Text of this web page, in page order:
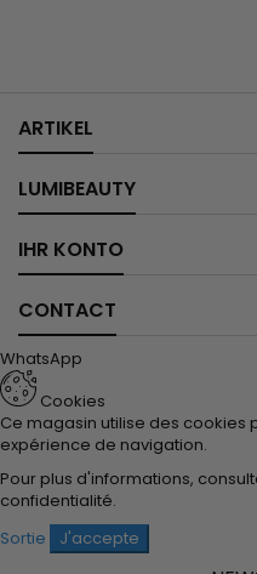
ARTIKEL
LUMIBEAUTY
IHR KONTO
CONTACT
WhatsApp
Cookies
Ce magasin utilise des cookies
expérience de navigation.
Pour plus d'informations,
confidentialité.
Sortie
J'accepte